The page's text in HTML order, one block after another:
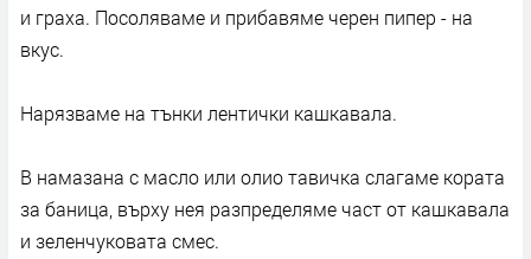
и граха. Посоляваме и прибавяме черен пипер - на
вкус.
Нарязваме на тънки лентички кашкавала.
В намазана с масло или олио тавичка слагаме кората
за баница, върху нея разпределяме част от кашкавала
и зеленчуковата смес.